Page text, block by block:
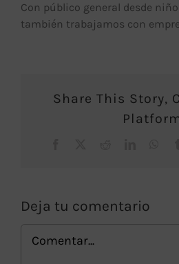
Nuestros Servicios
Con público general desde
también trabajamos con
Share This Story,
Deja tu comentario